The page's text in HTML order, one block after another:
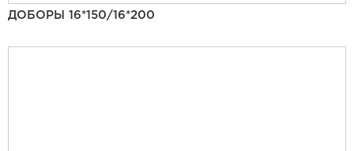
ДОБОРЫ 16*150/16*200